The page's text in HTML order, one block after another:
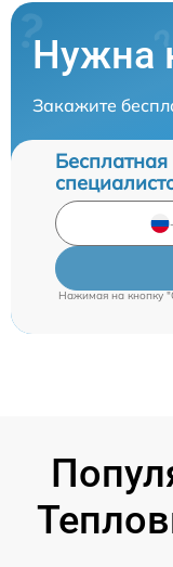
Нужна
Закажите
Нажимая на кнопку